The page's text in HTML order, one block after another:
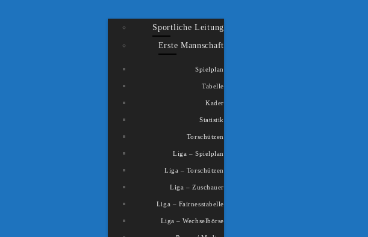
Sportliche Leitung
Erste Mannschaft
Spielplan
Tabelle
Kader
Statistik
Torschützen
Liga – Spielplan
Liga – Torschützen
Liga – Zuschauer
Liga – Fairnesstabelle
Liga – Wechselbörse